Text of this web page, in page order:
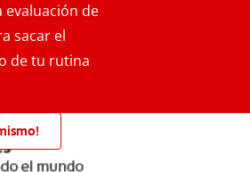
evaluación de
sacar el
de tu rutina